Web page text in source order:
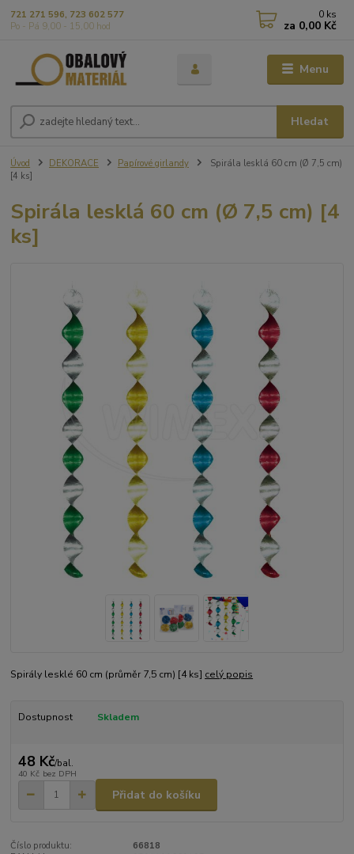
Menu
Hledat
721 271 596, 723 602 577
Po - Pá 9,00 - 15,00 hod
0 ks
za 0,00 Kč
Úvod DEKORACE Papírové girlandy
Spirála lesklá 60 cm (Ø 7,5 cm)
[4 ks]
Spirála lesklá 60 cm (Ø 7,5 cm) [4
ks]
Spirály lesklé 60 cm (průměr 7,5 cm) [4 ks] celý popis
Dostupnost Skladem
48 Kč/bal.
40 Kč bez DPH
Přidat do košíku
Číslo produktu:
66818